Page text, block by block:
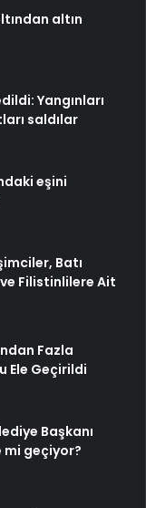
altın
Yangınları
saldılar
eşini
Batı
Filistinlilere Ait
Fazla
Ele Geçirildi
Başkanı
mi geçiyor?